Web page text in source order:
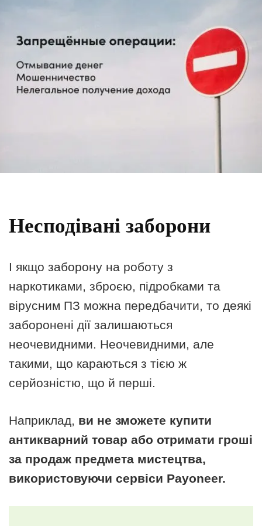
Несподівані заборони
І якщо заборону на роботу з
наркотиками, зброєю, підробками та
вірусним ПЗ можна передбачити, то деякі
заборонені дії залишаються
неочевидними. Неочевидними, але
такими, що караються з тією ж
серйозністю, що й перші.
Наприклад, ви не зможете купити
антикварний товар або отримати гроші
за продаж предмета мистецтва,
використовуючи сервіси Payoneer.